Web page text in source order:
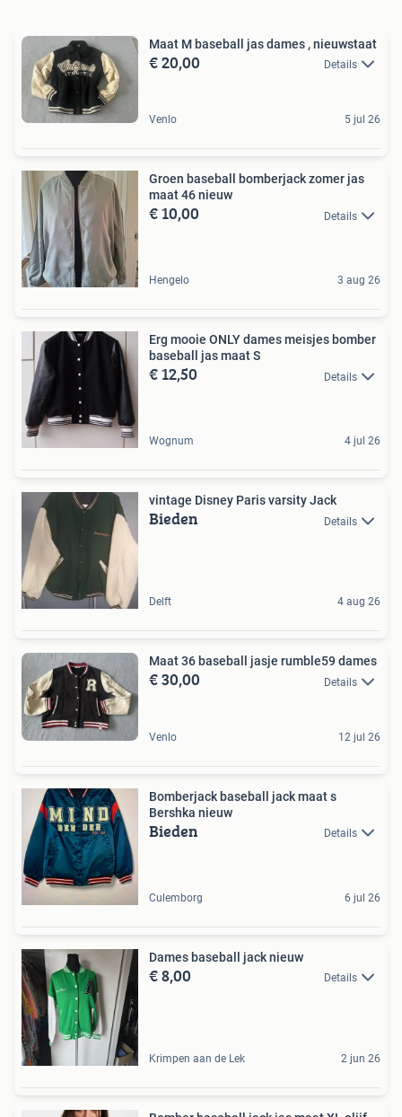
Maat M baseball jas dames , nieuwstaat
€ 20,00 Details
Venlo 5 jul 26
Groen baseball bomberjack zomer jas
maat 46 nieuw
€ 10,00 Details
Hengelo 3 aug 26
Erg mooie ONLY dames meisjes bomber
baseball jas maat S
€ 12,50 Details
Wognum 4 jul 26
vintage Disney Paris varsity Jack
Bieden Details
Delft 4 aug 26
Maat 36 baseball jasje rumble59 dames
€ 30,00 Details
Venlo 12 jul 26
Bomberjack baseball jack maat s
Bershka nieuw
Bieden Details
Culemborg 6 jul 26
Dames baseball jack nieuw
€ 8,00 Details
Krimpen aan de Lek 2 jun 26